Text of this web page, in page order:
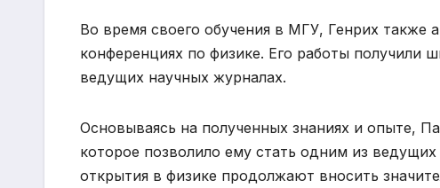
Во время своего обучения в МГУ, Генрих также
конференциях по физике. Его работы получили
ведущих научных журналах.
Основываясь на полученных знаниях и опыте,
которое позволило ему стать одним из
открытия в физике продолжают вносить